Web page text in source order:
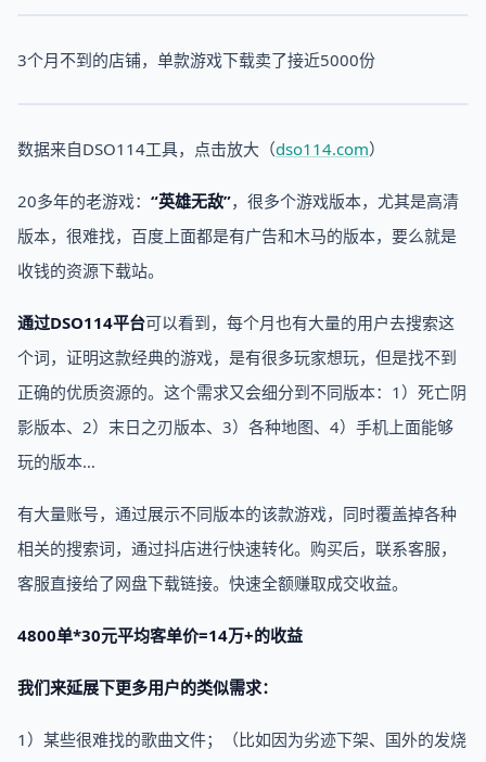
3个月不到的店铺，单款游戏下载卖了接近5000份
数据来自DSO114工具，点击放大（dso114.com）
20多年的老游戏： “英雄无敌”，很多个游戏版本，尤其是高清
版本，很难找，百度上面都是有广告和木马的版本，要么就是
收钱的资源下载站。
通过DSO114平台可以看到，每个月也有大量的用户去搜索这
个词，证明这款经典的游戏，是有很多玩家想玩，但是找不到
正确的优质资源的。这个需求又会细分到不同版本：1）死亡阴
影版本、2）末日之刃版本、3）各种地图、4）手机上面能够
玩的版本…
有大量账号，通过展示不同版本的该款游戏，同时覆盖掉各种
相关的搜索词，通过抖店进行快速转化。购买后，联系客服，
客服直接给了网盘下载链接。快速全额赚取成交收益。
4800单*30元平均客单价=14万+的收益
我们来延展下更多用户的类似需求：
1）某些很难找的歌曲文件；（比如因为劣迹下架、国外的发烧